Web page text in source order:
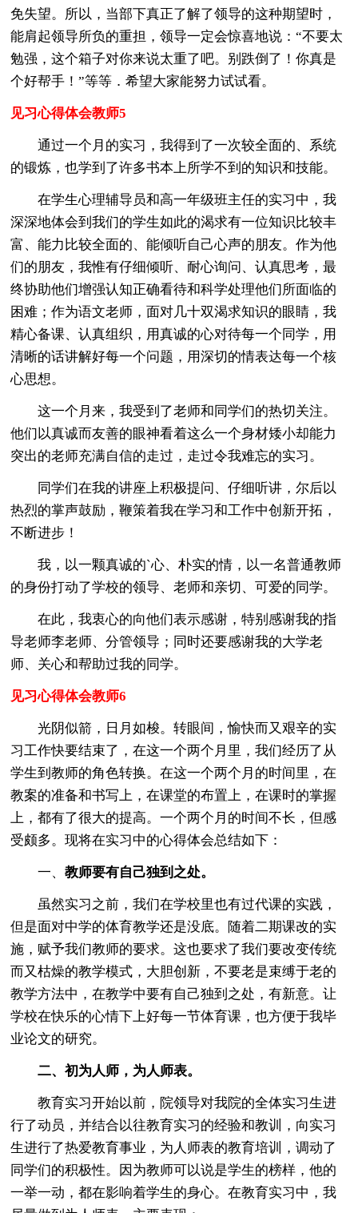
免失望。所以，当部下真正了解了领导的这种期望时，
能肩起领导所负的重担，领导一定会惊喜地说：“不要太
勉强，这个箱子对你来说太重了吧。别跌倒了！你真是
个好帮手！”等等．希望大家能努力试试看。
见习心得体会教师5
通过一个月的实习，我得到了一次较全面的、系统
的锻炼，也学到了许多书本上所学不到的知识和技能。
在学生心理辅导员和高一年级班主任的实习中，我
深深地体会到我们的学生如此的渴求有一位知识比较丰
富、能力比较全面的、能倾听自己心声的朋友。作为他
们的朋友，我惟有仔细倾听、耐心询问、认真思考，最
终协助他们增强认知正确看待和科学处理他们所面临的
困难；作为语文老师，面对几十双渴求知识的眼睛，我
精心备课、认真组织，用真诚的心对待每一个同学，用
清晰的话讲解好每一个问题，用深切的情表达每一个核
心思想。
这一个月来，我受到了老师和同学们的热切关注。
他们以真诚而友善的眼神看着这么一个身材矮小却能力
突出的老师充满自信的走过，走过令我难忘的实习。
同学们在我的讲座上积极提问、仔细听讲，尔后以
热烈的掌声鼓励，鞭策着我在学习和工作中创新开拓，
不断进步！
我，以一颗真诚的`心、朴实的情，以一名普通教师
的身份打动了学校的领导、老师和亲切、可爱的同学。
在此，我衷心的向他们表示感谢，特别感谢我的指
导老师李老师、分管领导；同时还要感谢我的大学老
师、关心和帮助过我的同学。
见习心得体会教师6
光阴似箭，日月如梭。转眼间，愉快而又艰辛的实
习工作快要结束了，在这一个两个月里，我们经历了从
学生到教师的角色转换。在这一个两个月的时间里，在
教案的准备和书写上，在课堂的布置上，在课时的掌握
上，都有了很大的提高。一个两个月的时间不长，但感
受颇多。现将在实习中的心得体会总结如下：
一、教师要有自己独到之处。
虽然实习之前，我们在学校里也有过代课的实践，
但是面对中学的体育教学还是没底。随着二期课改的实
施，赋予我们教师的要求。这也要求了我们要改变传统
而又枯燥的教学模式，大胆创新，不要老是束缚于老的
教学方法中，在教学中要有自己独到之处，有新意。让
学校在快乐的心情下上好每一节体育课，也方便于我毕
业论文的研究。
二、初为人师，为人师表。
教育实习开始以前，院领导对我院的全体实习生进
行了动员，并结合以往教育实习的经验和教训，向实习
生进行了热爱教育事业，为人师表的教育培训，调动了
同学们的积极性。因为教师可以说是学生的榜样，他的
一举一动，都在影响着学生的身心。在教育实习中，我